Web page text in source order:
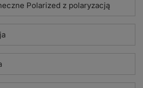
Polarized z polaryzacją